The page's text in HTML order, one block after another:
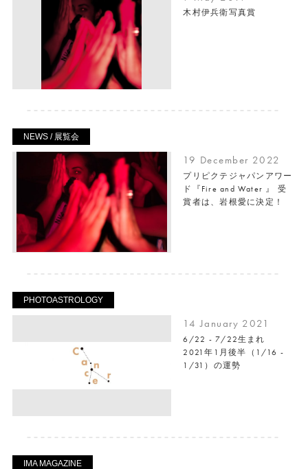
木村伊兵衛写真賞
NEWS / 展覧会
19 December 2022
プリピクテジャパンアワー
ド『Fire and Water 』 受
賞者は、岩根愛に決定！
PHOTOASTROLOGY
14 January 2021
6/22 - 7/22生まれ
2021年1月後半（1/16 -
1/31）の運勢
IMA MAGAZINE